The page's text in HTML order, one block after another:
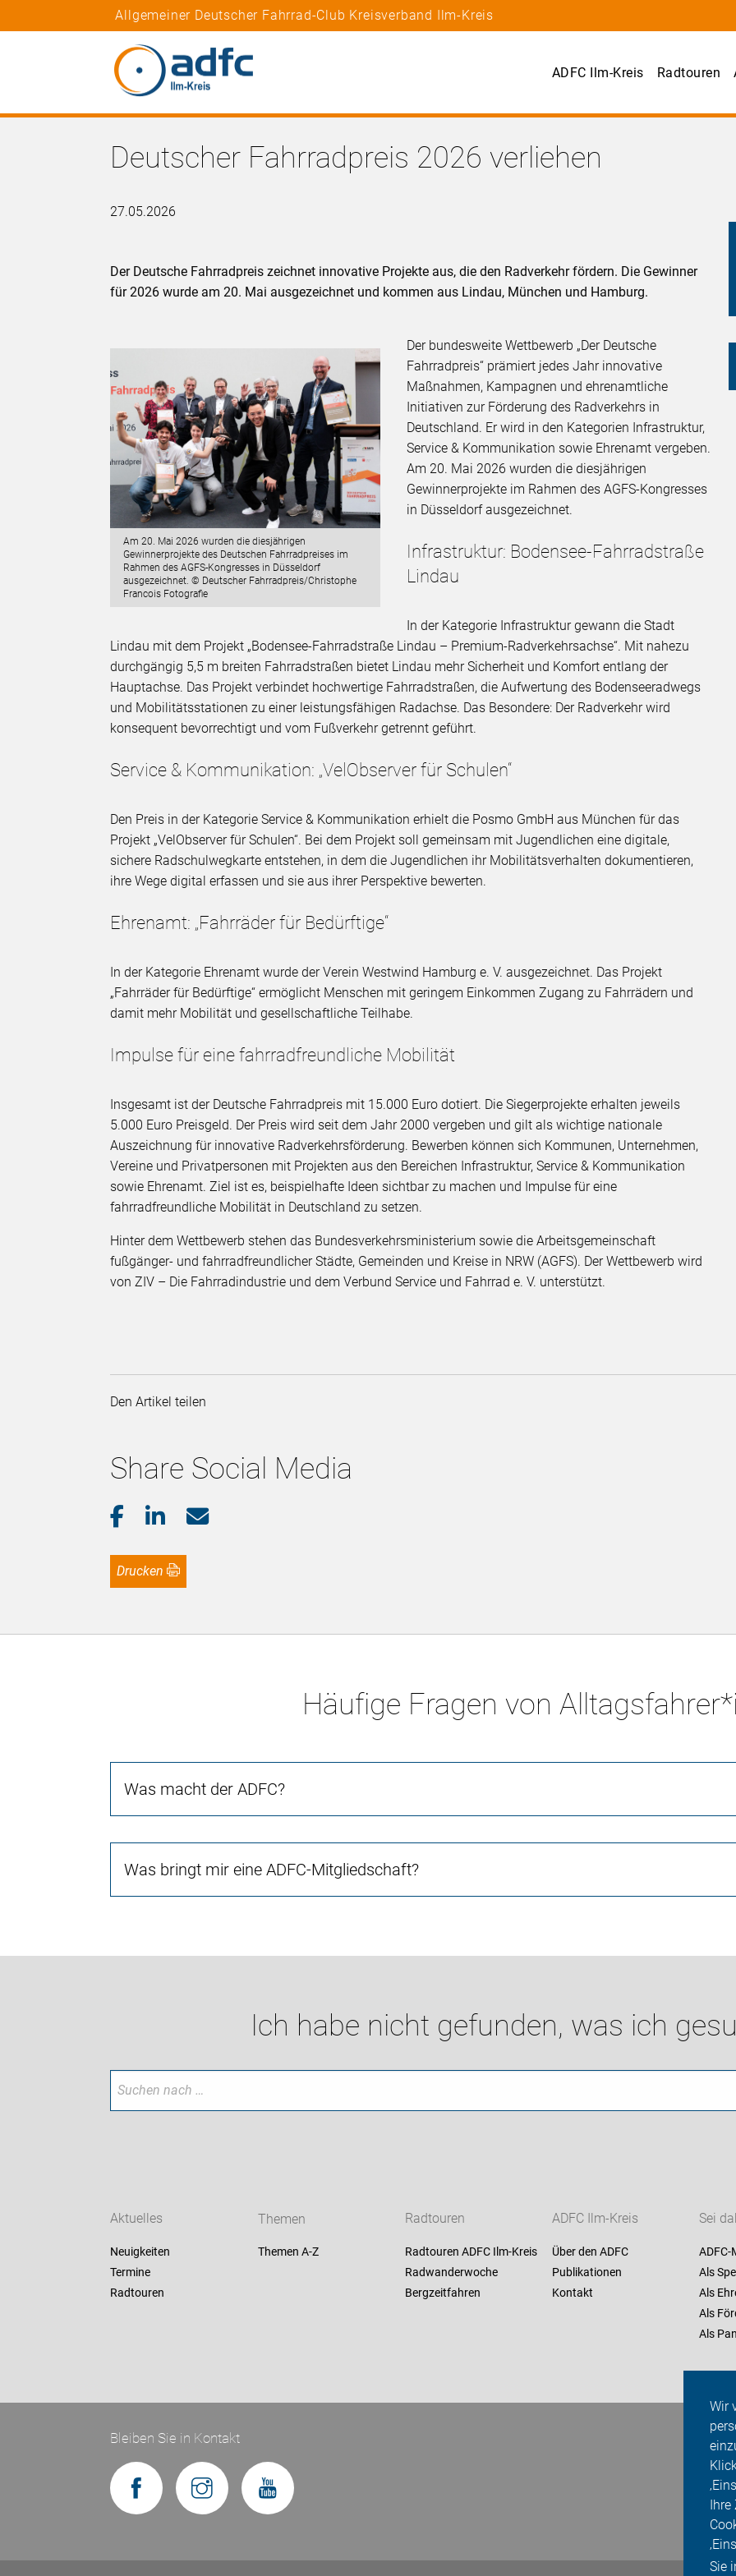
Wir
Ihre
Sie
Allgemeiner Deutscher Fahrrad-Club Kreisverband Ilm-Kreis
ADFC Ilm-Kreis Radtouren
Deutscher Fahrradpreis 2026 verliehen
27.05.2026
Der Deutsche Fahrradpreis zeichnet innovative Projekte aus, die den Radverkehr fördern. Die Gewinner
für 2026 wurde am 20. Mai ausgezeichnet und kommen aus Lindau, München und Hamburg.
Am 20. Mai 2026 wurden die diesjährigen
Gewinnerprojekte des Deutschen Fahrradpreises im
Rahmen des AGFS-Kongresses in Düsseldorf
ausgezeichnet. © Deutscher Fahrradpreis/Christophe
Francois Fotografie
Der bundesweite Wettbewerb „Der Deutsche
Fahrradpreis“ prämiert jedes Jahr innovative
Maßnahmen, Kampagnen und ehrenamtliche
Initiativen zur Förderung des Radverkehrs in
Deutschland. Er wird in den Kategorien Infrastruktur,
Service & Kommunikation sowie Ehrenamt vergeben.
Am 20. Mai 2026 wurden die diesjährigen
Gewinnerprojekte im Rahmen des AGFS-Kongresses
in Düsseldorf ausgezeichnet.
Infrastruktur: Bodensee-Fahrradstraße
Lindau
In der Kategorie Infrastruktur gewann die Stadt
Lindau mit dem Projekt „Bodensee-Fahrradstraße Lindau – Premium-Radverkehrsachse“. Mit nahezu
durchgängig 5,5 m breiten Fahrradstraßen bietet Lindau mehr Sicherheit und Komfort entlang der
Hauptachse. Das Projekt verbindet hochwertige Fahrradstraßen, die Aufwertung des Bodenseeradwegs
und Mobilitätsstationen zu einer leistungsfähigen Radachse. Das Besondere: Der Radverkehr wird
konsequent bevorrechtigt und vom Fußverkehr getrennt geführt.
Service & Kommunikation: „VelObserver für Schulen“
Den Preis in der Kategorie Service & Kommunikation erhielt die Posmo GmbH aus München für das
Projekt „VelObserver für Schulen“. Bei dem Projekt soll gemeinsam mit Jugendlichen eine digitale,
sichere Radschulwegkarte entstehen, in dem die Jugendlichen ihr Mobilitätsverhalten dokumentieren,
ihre Wege digital erfassen und sie aus ihrer Perspektive bewerten.
Ehrenamt: „Fahrräder für Bedürftige“
In der Kategorie Ehrenamt wurde der Verein Westwind Hamburg e. V. ausgezeichnet. Das Projekt
„Fahrräder für Bedürftige“ ermöglicht Menschen mit geringem Einkommen Zugang zu Fahrrädern und
damit mehr Mobilität und gesellschaftliche Teilhabe.
Impulse für eine fahrradfreundliche Mobilität
Insgesamt ist der Deutsche Fahrradpreis mit 15.000 Euro dotiert. Die Siegerprojekte erhalten jeweils
5.000 Euro Preisgeld. Der Preis wird seit dem Jahr 2000 vergeben und gilt als wichtige nationale
Auszeichnung für innovative Radverkehrsförderung. Bewerben können sich Kommunen, Unternehmen,
Vereine und Privatpersonen mit Projekten aus den Bereichen Infrastruktur, Service & Kommunikation
sowie Ehrenamt. Ziel ist es, beispielhafte Ideen sichtbar zu machen und Impulse für eine
fahrradfreundliche Mobilität in Deutschland zu setzen.
Hinter dem Wettbewerb stehen das Bundesverkehrsministerium sowie die Arbeitsgemeinschaft
fußgänger- und fahrradfreundlicher Städte, Gemeinden und Kreise in NRW (AGFS). Der Wettbewerb wird
von ZIV – Die Fahrradindustrie und dem Verbund Service und Fahrrad e. V. unterstützt.
Den Artikel teilen
Share Social Media
Drucken
Häufige Fragen von
Was macht der ADFC?
Was bringt mir eine ADFC-Mitgliedschaft?
Ich habe nicht gefunden, was ich
Aktuelles
Neuigkeiten
Termine
Radtouren
Themen
Themen A-Z
Radtouren
Radtouren ADFC Ilm-Kreis
Radwanderwoche
Bergzeitfahren
ADFC Ilm-Kreis
Über den ADFC
Publikationen
Kontakt
Sei
Als
Als
Als
Als
Bleiben Sie in Kontakt